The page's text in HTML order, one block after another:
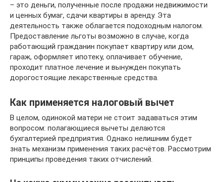
– это деньги, полученные после продажи недвижимости
и ценных бумаг, сдачи квартиры в аренду. Эта
деятельность также облагается подоходным налогом.
Предоставление льготы возможно в случае, когда
работающий гражданин покупает квартиру или дом,
гараж, оформляет ипотеку, оплачивает обучение,
проходит платное лечение и вынужден покупать
дорогостоящие лекарственные средства.
Как применяется налоговый вычет
В целом, одинокой матери не стоит задаваться этим
вопросом: полагающиеся вычеты делаются
бухгалтерией предприятия. Однако нелишним будет
знать механизм применения таких расчётов. Рассмотрим
принципы проведения таких отчислений.